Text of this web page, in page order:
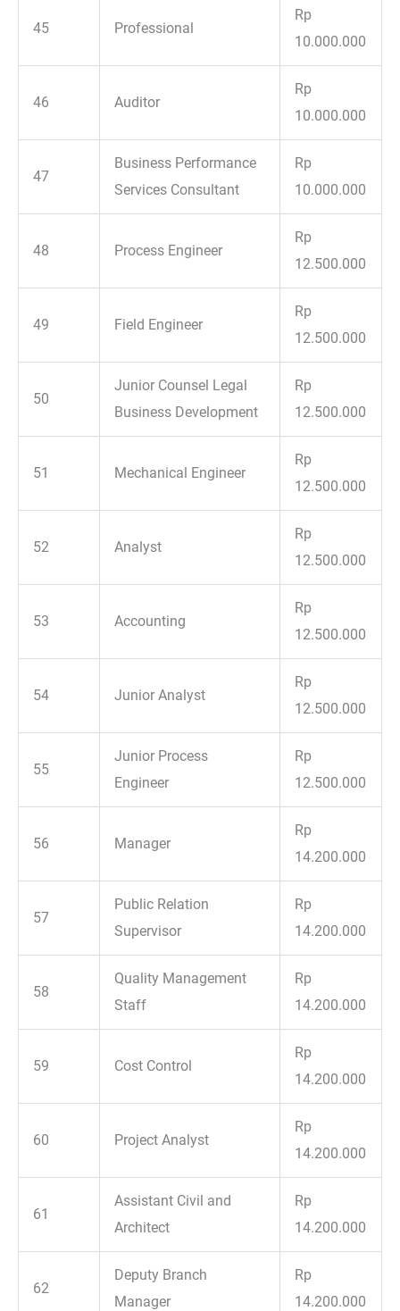
45 Professional
Rp
10.000.000
46 Auditor
Rp
10.000.000
47
Business Performance
Services Consultant
Rp
10.000.000
48 Process Engineer
Rp
12.500.000
49 Field Engineer
Rp
12.500.000
50
Junior Counsel Legal
Business Development
Rp
12.500.000
51 Mechanical Engineer
Rp
12.500.000
52 Analyst
Rp
12.500.000
53 Accounting
Rp
12.500.000
54 Junior Analyst
Rp
12.500.000
55
Junior Process
Engineer
Rp
12.500.000
56 Manager
Rp
14.200.000
57
Public Relation
Supervisor
Rp
14.200.000
58
Quality Management
Staff
Rp
14.200.000
59 Cost Control
Rp
14.200.000
60 Project Analyst
Rp
14.200.000
61
Assistant Civil and
Architect
Rp
14.200.000
62
Deputy Branch
Manager
Rp
14.200.000